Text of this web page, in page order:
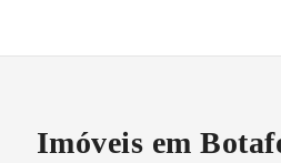
Imóveis em